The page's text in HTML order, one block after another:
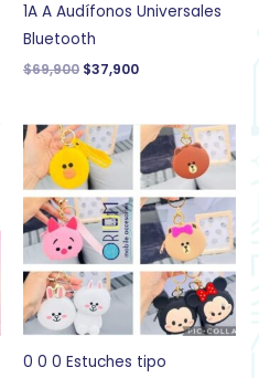
1A A Audífonos Universales
Bluetooth
$69,900 $37,900
0 0 0 Estuches tipo